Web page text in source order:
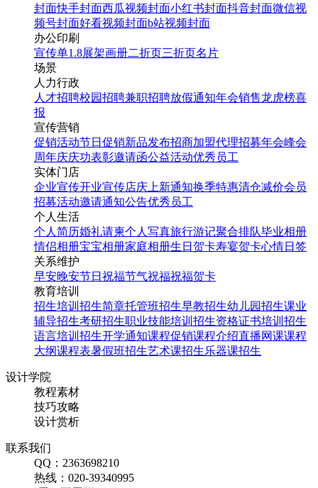
封面快手封面西瓜视频封面小红书封面抖音封面微信视
频号封面好看视频封面b站视频封面
办公印刷
宣传单1.8展架画册二折页三折页名片
场景
人力行政
人才招聘校园招聘兼职招聘放假通知年会销售龙虎榜喜
报
宣传营销
促销活动节日促销新品发布招商加盟代理招募年会峰会
周年庆庆功表彰邀请函公益活动优秀员工
实体门店
企业宣传开业宣传店庆 上新通知换季特惠清仓减价会员
招募活动邀请通知公告优秀员工
个人生活
个人简历婚礼请柬个人写真旅行游记聚合排队毕业相册
情侣相册宝宝相册家庭相册生日贺卡寿宴贺卡心情日签
关系维护
早安晚安节日祝福节气祝福祝福贺卡
教育培训
招生培训 招生简章托管班招生早教招生幼儿园招生课业
辅导招生考研招生职业技能培训招生资格证书培训招生
语言培训招生开学通知课程促销课程介绍直播网课课程
大纲课程表暑假班招生艺术课招生乐器课招生
设计学院
教程素材
技巧攻略
设计赏析
联系我们
QQ：2363698210
热线：020-39340995